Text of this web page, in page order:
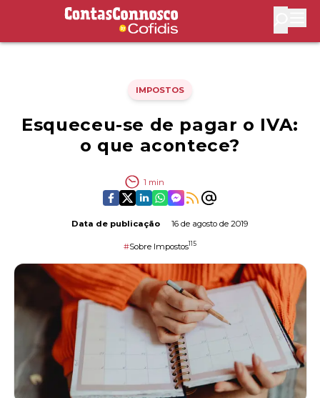
Contas Connosco by Cofidis
IMPOSTOS
Esqueceu-se de pagar o IVA:
o que acontece?
1 min
Data de publicação 16 de agosto de 2019
#Sobre Impostos115